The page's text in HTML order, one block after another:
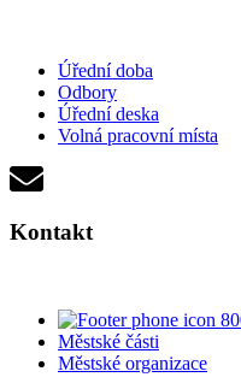
Úřední doba
Odbory
Úřední deska
Volná pracovní místa
Kontakt
Městské části
Městské organizace